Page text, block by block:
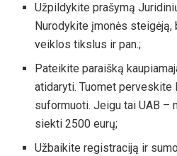
Užpildykite prašymą
Nurodykite įmonės steigėją,
veiklos tikslus ir pan.;
Pateikite paraišką
atidaryti. Tuomet
suformuoti. Jeigu tai UAB –
siekti 2500 eurų;
Užbaikite registraciją ir